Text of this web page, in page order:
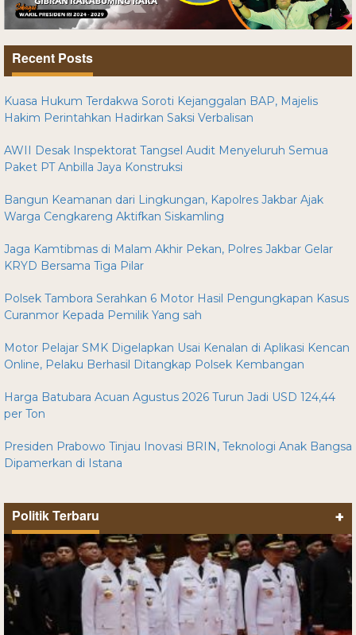
Recent Posts
Kuasa Hukum Terdakwa Soroti Kejanggalan BAP, Majelis
Hakim Perintahkan Hadirkan Saksi Verbalisan
AWII Desak Inspektorat Tangsel Audit Menyeluruh Semua
Paket PT Anbilla Jaya Konstruksi
Bangun Keamanan dari Lingkungan, Kapolres Jakbar Ajak
Warga Cengkareng Aktifkan Siskamling
Jaga Kamtibmas di Malam Akhir Pekan, Polres Jakbar Gelar
KRYD Bersama Tiga Pilar
Polsek Tambora Serahkan 6 Motor Hasil Pengungkapan Kasus
Curanmor Kepada Pemilik Yang sah
Motor Pelajar SMK Digelapkan Usai Kenalan di Aplikasi Kencan
Online, Pelaku Berhasil Ditangkap Polsek Kembangan
Harga Batubara Acuan Agustus 2026 Turun Jadi USD 124,44
per Ton
Presiden Prabowo Tinjau Inovasi BRIN, Teknologi Anak Bangsa
Dipamerkan di Istana
Politik Terbaru +